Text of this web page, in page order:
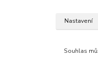
Nastavení
Souhlas